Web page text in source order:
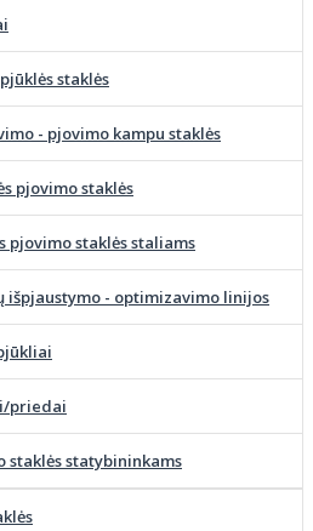
staklės
- pjovimo kampu staklės
pjovimo staklės
pjovimo staklės staliams
išpjaustymo - optimizavimo linijos
priedai
staklės statybininkams